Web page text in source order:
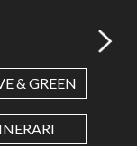
& GREEN